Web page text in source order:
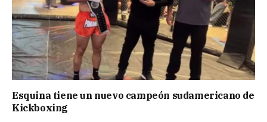
Esquina tiene un nuevo campeón sudamericano de
Kickboxing